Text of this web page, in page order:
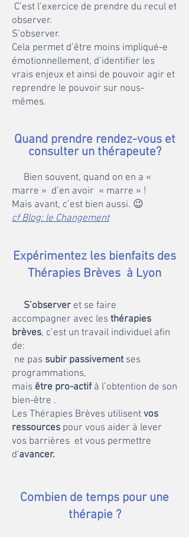
C’est l’exercice de prendre du recul et
observer.
S’observer.
Cela permet d’être moins impliqué-e
émotionnellement, d’identifier les
vrais enjeux et ainsi de pouvoir agir et
reprendre le pouvoir sur nous-
mêmes.
Quand prendre rendez-vous et
consulter un thérapeute?
Bien souvent, quand on en a «
marre » d’en avoir « marre » !
Mais avant, c’est bien aussi. 😉
cf Blog: le Changement
Expérimentez les bienfaits des
Thérapies Brèves à Lyon
S’observer et se faire
accompagner avec les thérapies
brèves, c’est un travail individuel afin
de:
ne pas subir passivementses
programmations,
mais être pro-actifà l’obtention de son
bien-être .
Les Thérapies Brèves utilisent vos
ressources pour vous aider à lever
vos barrières et vous permettre
d'avancer.
Combien de temps pour une
thérapie ?